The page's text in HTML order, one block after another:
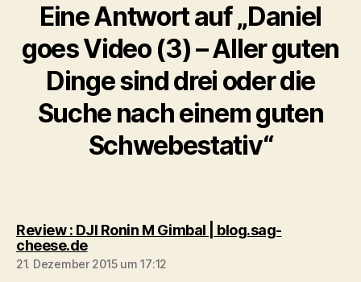
Eine Antwort auf „Daniel
goes Video (3) – Aller guten
Dinge sind drei oder die
Suche nach einem guten
Schwebestativ“
Review : DJI Ronin M Gimbal | blog.sag-
cheese.desagt:
21. Dezember 2015 um 17:12